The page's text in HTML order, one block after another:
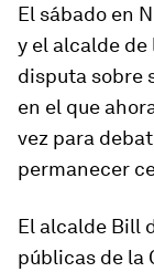
El sábado en
y el alcalde
disputa sobre
en el que
vez para
permanecer
El alcalde Bill
públicas de la